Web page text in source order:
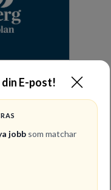
E-post!
jobb som matchar
AB
Raoul
med vad vi